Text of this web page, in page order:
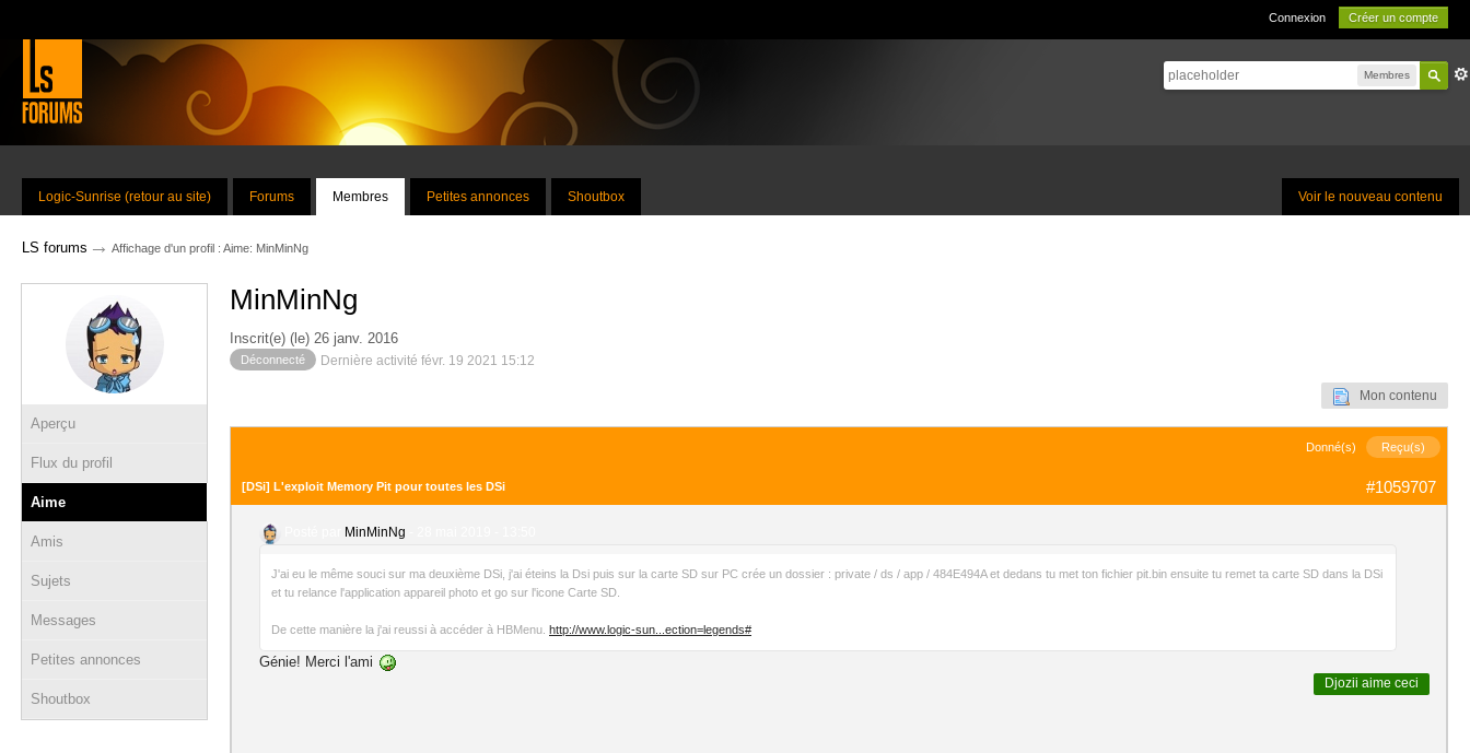
Connexion Créer un compte
Membres
Voir le nouveau contenu
Logic-Sunrise (retour au site) Forums Membres Petites annonces Shoutbox
LS forums → Affichage d'un profil : Aime: MinMinNg
Aperçu
Flux du profil
Aime
Amis
Sujets
Messages
Petites annonces
Shoutbox
MinMinNg
Inscrit(e) (le) 26 janv. 2016
Déconnecté Dernière activité févr. 19 2021 15:12
Mon contenu
Donné(s) Reçu(s)
#1059707
[DSi] L'exploit Memory Pit pour toutes les DSi
MinMinNg
J'ai eu le même souci sur ma deuxième DSi, j'ai éteins la Dsi puis sur la carte SD sur PC crée un dossier : private / ds / app / 484E494A et dedans tu met ton fichier pit.bin ensuite tu remet ta carte SD dans la DSi
et tu relance l'application appareil photo et go sur l'icone Carte SD.
De cette manière la j'ai reussi à accéder à HBMenu. http://www.logic-sun...ection=legends#
Génie! Merci l'ami
Djozii aime ceci